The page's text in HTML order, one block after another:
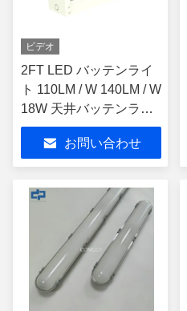
ビデオ
2FT LED バッテンライ
ト 110LM / W 140LM / W
18W 天井バッテンライ
ト
お問い合わせ